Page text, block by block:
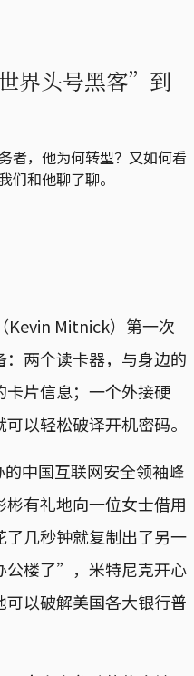
界头号黑客”到
者，他为何转型？又如何看
们和他聊了聊。
Kevin Mitnick）第一次
两个读卡器，与身边的
卡片信息；一个外接硬
以轻松破译开机密码。
中国互联网安全领袖峰
有礼地向一位女士借用
几秒钟就复制出了另一
公楼了”，米特尼克开心
以破解美国各大银行普